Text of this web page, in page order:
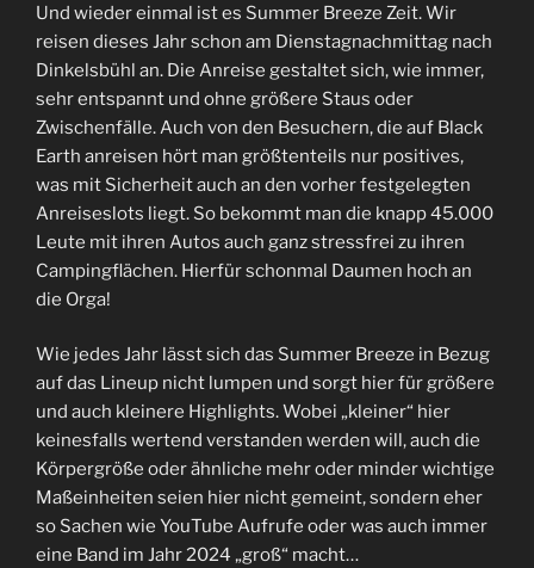
Und wieder einmal ist es Summer Breeze Zeit. Wir
reisen dieses Jahr schon am Dienstagnachmittag nach
Dinkelsbühl an. Die Anreise gestaltet sich, wie immer,
sehr entspannt und ohne größere Staus oder
Zwischenfälle. Auch von den Besuchern, die auf Black
Earth anreisen hört man größtenteils nur positives,
was mit Sicherheit auch an den vorher festgelegten
Anreiseslots liegt. So bekommt man die knapp 45.000
Leute mit ihren Autos auch ganz stressfrei zu ihren
Campingflächen. Hierfür schonmal Daumen hoch an
die Orga!
Wie jedes Jahr lässt sich das Summer Breeze in Bezug
auf das Lineup nicht lumpen und sorgt hier für größere
und auch kleinere Highlights. Wobei „kleiner“ hier
keinesfalls wertend verstanden werden will, auch die
Körpergröße oder ähnliche mehr oder minder wichtige
Maßeinheiten seien hier nicht gemeint, sondern eher
so Sachen wie YouTube Aufrufe oder was auch immer
eine Band im Jahr 2024 „groß“ macht…